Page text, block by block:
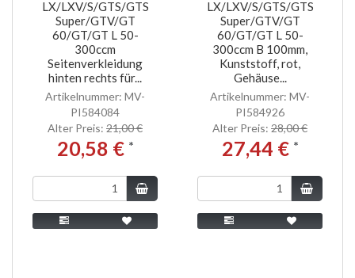
LX/LXV/S/GTS/GTS
Super/GTV/GT
60/GT/GT L 50-
300ccm
Seitenverkleidung
hinten rechts für...
Artikelnummer: MV-
PI584084
Alter Preis: 21,00 €
20,58 € *
LX/LXV/S/GTS/GTS
Super/GTV/GT
60/GT/GT L 50-
300ccm B 100mm,
Kunststoff, rot,
Gehäuse...
Artikelnummer: MV-
PI584926
Alter Preis: 28,00 €
27,44 € *